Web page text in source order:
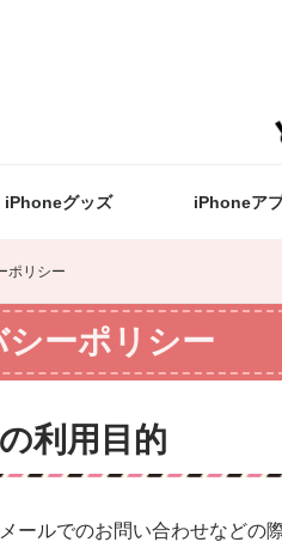
iPhoneグッズ iPhoneア
ポリシー
ーポリシー
利用目的
ールでのお問い合わせなどの